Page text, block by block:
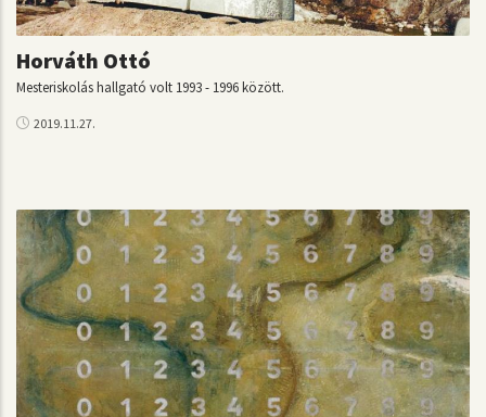
Horváth Ottó
Mesteriskolás hallgató volt 1993 - 1996 között.
2019.11.27.